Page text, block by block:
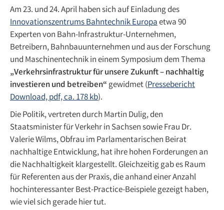
Am 23. und 24. April haben sich auf Einladung des
Innovationszentrums Bahntechnik Europaetwa 90
Experten von Bahn-Infrastruktur-Unternehmen,
Betreibern, Bahnbauunternehmen und aus der Forschung
und Maschinentechnik in einem Symposium dem Thema
„Verkehrsinfrastruktur für unsere Zukunft – nachhaltig
investieren und betreiben“gewidmet (Pressebericht
Download, pdf, ca. 178 kb).
Die Politik, vertreten durch Martin Dulig, den
Staatsminister für Verkehr in Sachsen sowie Frau Dr.
Valerie Wilms, Obfrau im Parlamentarischen Beirat
nachhaltige Entwicklung, hat ihre hohen Forderungen an
die Nachhaltigkeit klargestellt. Gleichzeitig gab es Raum
für Referenten aus der Praxis, die anhand einer Anzahl
hochinteressanter Best-Practice-Beispiele gezeigt haben,
wie viel sich gerade hier tut.